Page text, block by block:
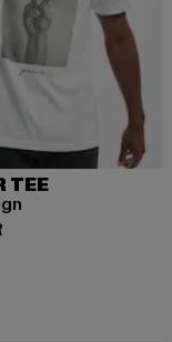
TEE
Preis: 18,99 EUR